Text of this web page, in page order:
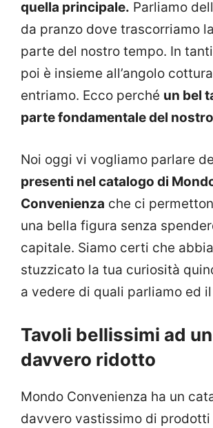
quella principale. Parliamo
da pranzo dove trascorriamo
parte del nostro tempo. In
poi è insieme all’angolo
entriamo. Ecco perché un bel
parte fondamentale del
Noi oggi vi vogliamo parlare
presenti nel catalogo di
Convenienza che ci
una bella figura senza
capitale. Siamo certi che
stuzzicato la tua curiosità
a vedere di quali parliamo ed
Tavoli bellissimi ad
davvero ridotto
Mondo Convenienza ha un
davvero vastissimo di prodotti